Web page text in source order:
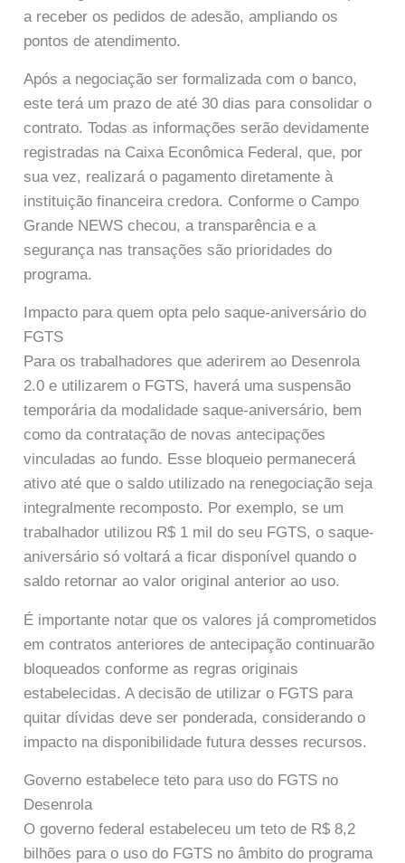
a receber os pedidos de adesão, ampliando os
pontos de atendimento.
Após a negociação ser formalizada com o banco,
este terá um prazo de até 30 dias para consolidar o
contrato. Todas as informações serão devidamente
registradas na Caixa Econômica Federal, que, por
sua vez, realizará o pagamento diretamente à
instituição financeira credora. Conforme o Campo
Grande NEWS checou, a transparência e a
segurança nas transações são prioridades do
programa.
Impacto para quem opta pelo saque-aniversário do
FGTS
Para os trabalhadores que aderirem ao Desenrola
2.0 e utilizarem o FGTS, haverá uma suspensão
temporária da modalidade saque-aniversário, bem
como da contratação de novas antecipações
vinculadas ao fundo. Esse bloqueio permanecerá
ativo até que o saldo utilizado na renegociação seja
integralmente recomposto. Por exemplo, se um
trabalhador utilizou R$ 1 mil do seu FGTS, o saque-
aniversário só voltará a ficar disponível quando o
saldo retornar ao valor original anterior ao uso.
É importante notar que os valores já comprometidos
em contratos anteriores de antecipação continuarão
bloqueados conforme as regras originais
estabelecidas. A decisão de utilizar o FGTS para
quitar dívidas deve ser ponderada, considerando o
impacto na disponibilidade futura desses recursos.
Governo estabelece teto para uso do FGTS no
Desenrola
O governo federal estabeleceu um teto de R$ 8,2
bilhões para o uso do FGTS no âmbito do programa